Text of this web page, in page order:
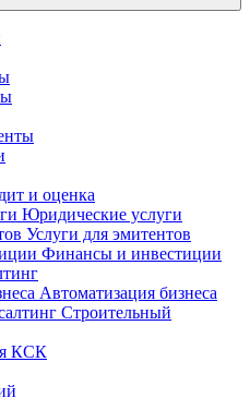
и оценка
Юридические услуги
Услуги для эмитентов
Финансы и инвестиции
Автоматизация бизнеса
Строительный
КСК